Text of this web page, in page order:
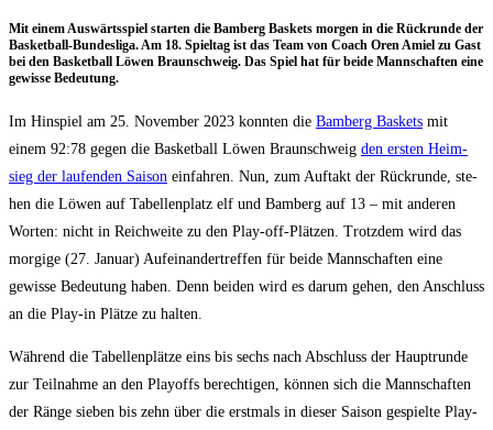
Mit einem Aus­wärts­spiel star­ten die Bam­berg Bas­kets mor­gen in die Rück­run­de der
Bas­ket­ball-Bun­des­li­ga. Am 18. Spiel­tag ist das Team von Coach Oren Amiel zu Gast
bei den Bas­ket­ball Löwen Braun­schweig. Das Spiel hat für bei­de Mann­schaf­ten eine
gewis­se Bedeutung.
Im Hin­spiel am 25. Novem­ber 2023 konn­ten die Bam­berg Bas­kets mit
einem 92:78 gegen die Bas­ket­ball Löwen Braun­schweig den ers­ten Heim­
sieg der lau­fen­den Sai­son ein­fah­ren. Nun, zum Auf­takt der Rück­run­de, ste­
hen die Löwen auf Tabel­len­platz elf und Bam­berg auf 13 – mit ande­ren
Wor­ten: nicht in Reich­wei­te zu den Play-off-Plät­zen. Trotz­dem wird das
mor­gi­ge (27. Janu­ar) Auf­ein­an­der­tref­fen für bei­de Mann­schaf­ten eine
gewis­se Bedeu­tung haben. Denn bei­den wird es dar­um gehen, den Anschluss
an die Play-in Plät­ze zu halten.
Wäh­rend die Tabel­len­plät­ze eins bis sechs nach Abschluss der Haupt­run­de
zur Teil­nah­me an den Play­offs berech­ti­gen, kön­nen sich die Mann­schaf­ten
der Rän­ge sie­ben bis zehn über die erst­mals in die­ser Sai­son gespiel­te Play-